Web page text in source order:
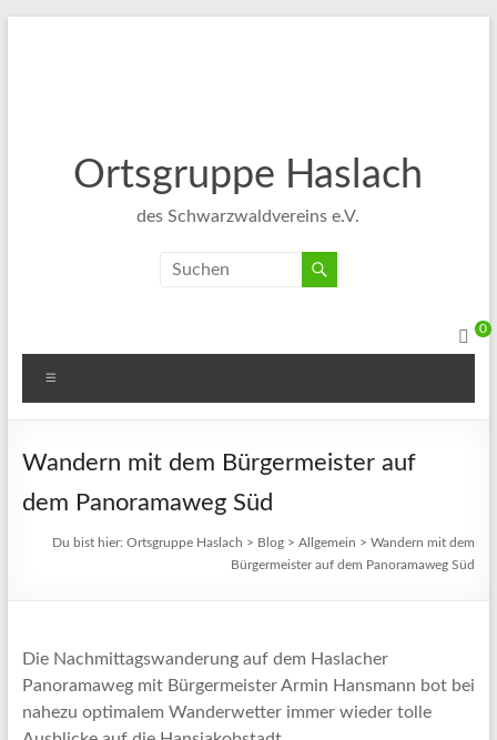
Ortsgruppe Haslach
des Schwarzwaldvereins e.V.
0
Wandern mit dem Bürgermeister auf
dem Panoramaweg Süd
Du bist hier:Ortsgruppe Haslach > Blog >Allgemein >Wandern mit dem
Bürgermeister auf dem Panoramaweg Süd
Die Nachmittagswanderung auf dem Haslacher
Panoramaweg mit Bürgermeister Armin Hansmann bot bei
nahezu optimalem Wanderwetter immer wieder tolle